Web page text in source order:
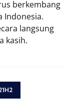
berkembang
Indonesia.
langsung
kasih.